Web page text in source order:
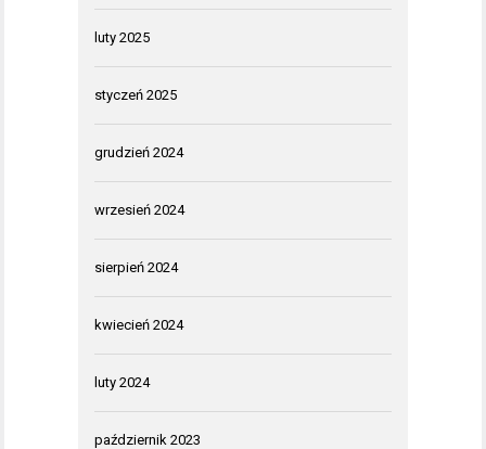
luty 2025
styczeń 2025
grudzień 2024
wrzesień 2024
sierpień 2024
kwiecień 2024
luty 2024
październik 2023